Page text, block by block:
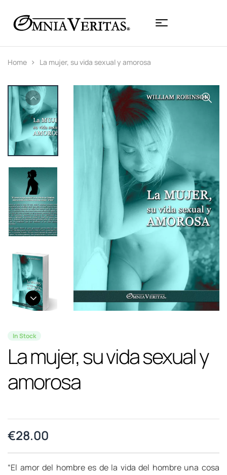
Home La mujer, su vida sexual y amorosa
In Stock
La mujer, su vida sexual y
amorosa
€28.00
“El amor del hombre es de la vida del hombre una cosa